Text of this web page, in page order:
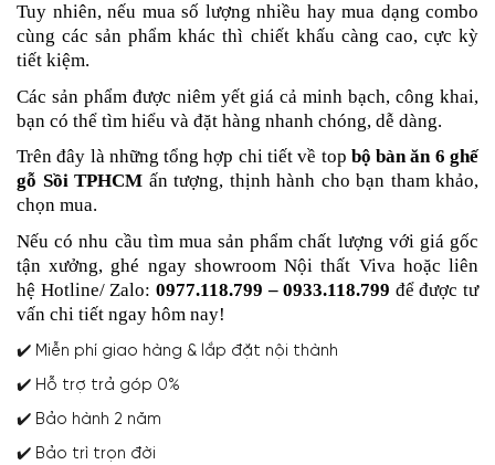
Tuy nhiên, nếu mua số lượng nhiều hay mua dạng combo
cùng các sản phẩm khác thì chiết khấu càng cao, cực kỳ
tiết kiệm.
Các sản phẩm được niêm yết giá cả minh bạch, công khai,
bạn có thể tìm hiểu và đặt hàng nhanh chóng, dễ dàng.
Trên đây là những tổng hợp chi tiết về top bộ bàn ăn 6 ghế
gỗ Sồi TPHCM ấn tượng, thịnh hành cho bạn tham khảo,
chọn mua.
Nếu có nhu cầu tìm mua sản phẩm chất lượng với giá gốc
tận xưởng, ghé ngay showroom Nội thất Viva hoặc liên
hệ Hotline/ Zalo: 0977.118.799 – 0933.118.799 để được tư
vấn chi tiết ngay hôm nay!
✔️ Miễn phí giao hàng & lắp đặt nội thành
✔️ Hỗ trợ trả góp 0%
✔️ Bảo hành 2 năm
✔️ Bảo trì trọn đời